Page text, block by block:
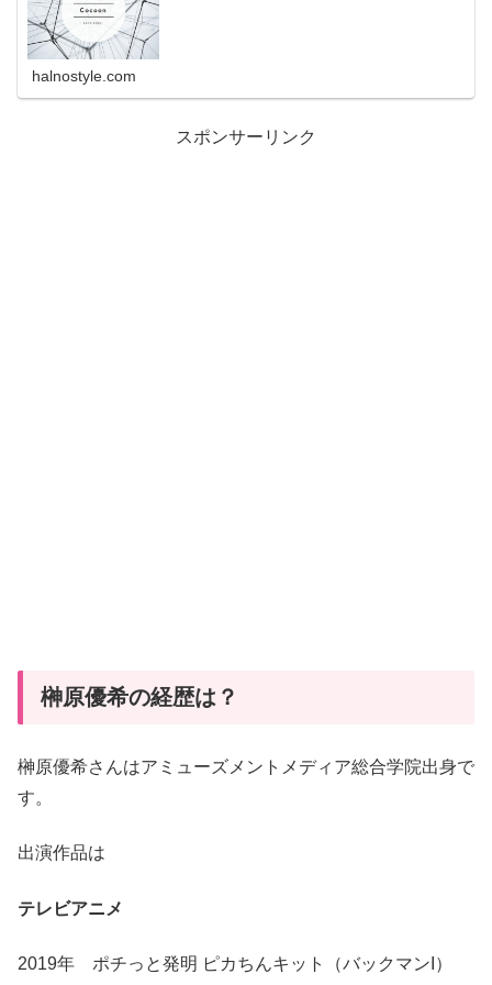
halnostyle.com
スポンサーリンク
榊原優希の経歴は？
榊原優希さんはアミューズメントメディア総合学院出身で
す。
出演作品は
テレビアニメ
2019年 ポチっと発明 ピカちんキット（バックマンI）